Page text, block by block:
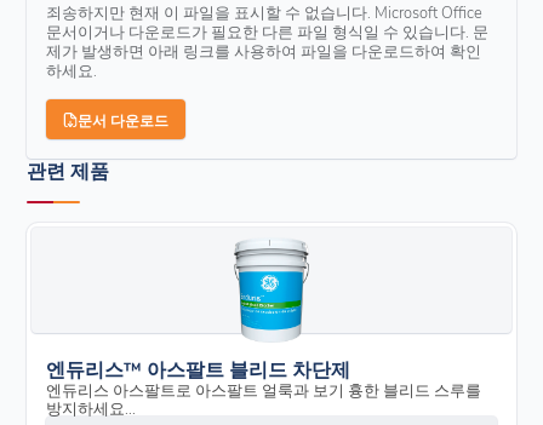
죄송하지만 현재 이 파일을 표시할 수 없습니다. Microsoft Office
문서이거나 다운로드가 필요한 다른 파일 형식일 수 있습니다. 문
제가 발생하면 아래 링크를 사용하여 파일을 다운로드하여 확인
하세요.
문서 다운로드
관련 제품
엔듀리스™ 아스팔트 블리드 차단제
엔듀리스 아스팔트로 아스팔트 얼룩과 보기 흉한 블리드 스루를
방지하세요...